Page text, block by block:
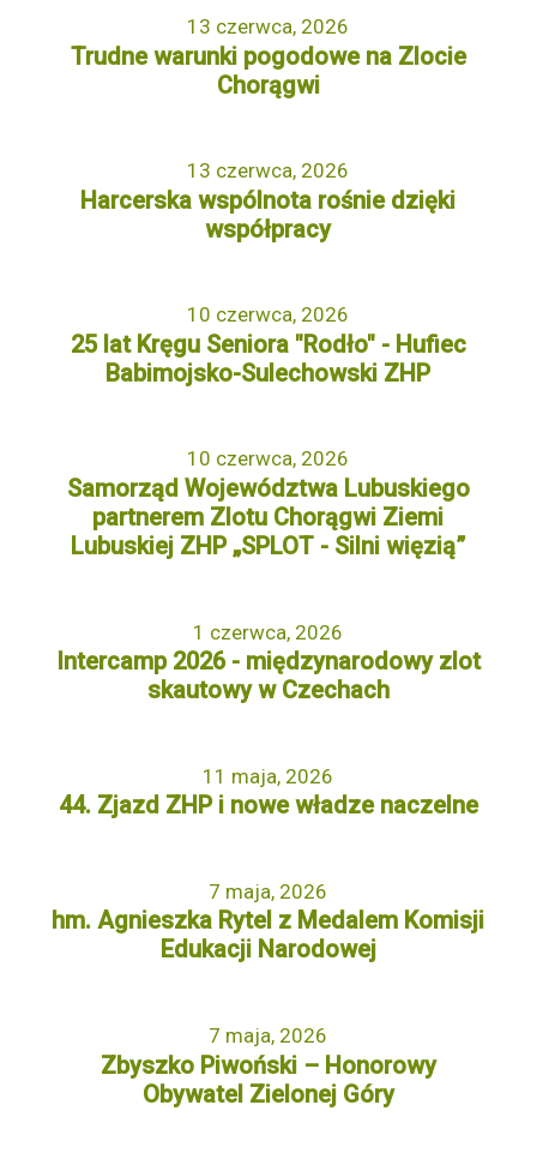
13 czerwca, 2026
Trudne warunki pogodowe na Zlocie
Chorągwi
13 czerwca, 2026
Harcerska wspólnota rośnie dzięki
współpracy
10 czerwca, 2026
25 lat Kręgu Seniora "Rodło" - Hufiec
Babimojsko-Sulechowski ZHP
10 czerwca, 2026
Samorząd Województwa Lubuskiego
partnerem Zlotu Chorągwi Ziemi
Lubuskiej ZHP „SPLOT - Silni więzią”
1 czerwca, 2026
Intercamp 2026 - międzynarodowy zlot
skautowy w Czechach
11 maja, 2026
44. Zjazd ZHP i nowe władze naczelne
7 maja, 2026
hm. Agnieszka Rytel z Medalem Komisji
Edukacji Narodowej
7 maja, 2026
Zbyszko Piwoński – Honorowy
Obywatel Zielonej Góry